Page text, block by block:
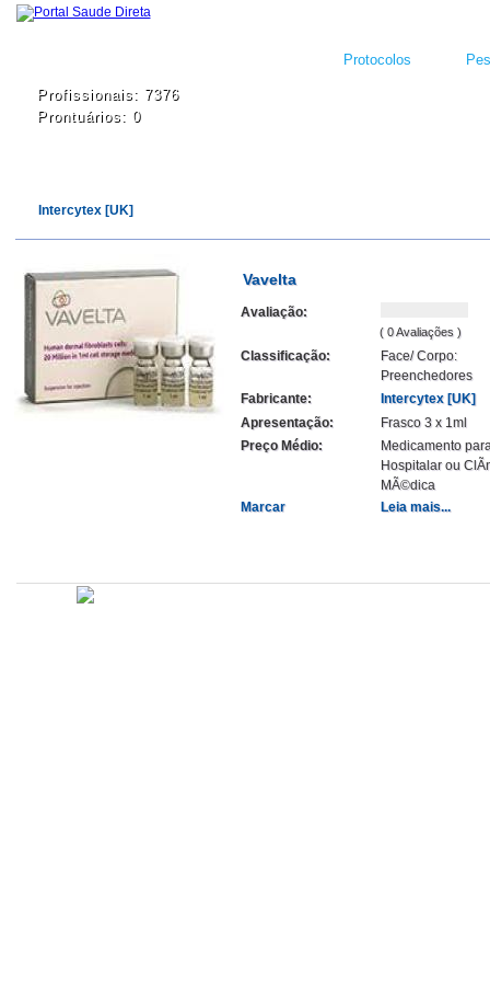
Protocolos
Profissionais: 7376
Prontuários: 0
Intercytex [UK]
Vavelta
Avaliação:
( 0 Avaliações )
Classificação:
Face/ Corpo:
Preenchedores
Fabricante:
Intercytex [UK]
Apresentação:
Frasco 3 x 1ml
Preço Médio:
Medicamento
Hospitalar ou
MÃ©dica
Marcar
Leia mais...